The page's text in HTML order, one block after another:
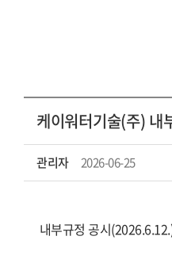
케이워터기술(주)
관리자 2026-06-25
내부규정 공시